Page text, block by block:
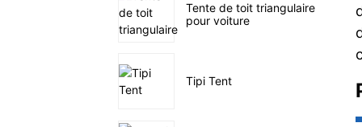
Tente de toit triangulaire
pour voiture
Tipi Tent